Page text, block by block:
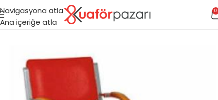
Navigasyona atla
Ana içeriğe atla
0